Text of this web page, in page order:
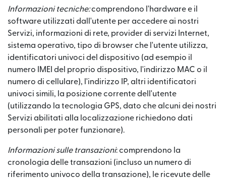
Informazioni tecniche:comprendono l'hardware e il
software utilizzati dall'utente per accedere ai nostri
Servizi, informazioni di rete, provider di servizi Internet,
sistema operativo, tipo di browser che l'utente utilizza,
identificatori univoci del dispositivo (ad esempio il
numero IMEI del proprio dispositivo, l'indirizzo MAC o il
numero di cellulare), l'indirizzo IP, altri identificatori
univoci simili, la posizione corrente dell'utente
(utilizzando la tecnologia GPS, dato che alcuni dei nostri
Servizi abilitati alla localizzazione richiedono dati
personali per poter funzionare).
Informazioni sulle transazioni: comprendono la
cronologia delle transazioni (incluso un numero di
riferimento univoco della transazione), le ricevute delle